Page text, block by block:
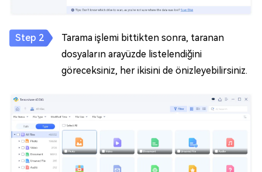
Tarama işlemi bittikten sonra, taranan
dosyaların arayüzde listelendiğini
göreceksiniz, her ikisini de önizleyebilirsiniz.